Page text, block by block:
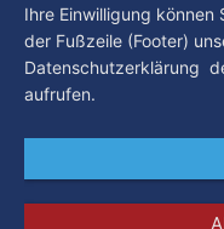
Ihre Einwilligung können
der Fußzeile (Footer)
Datenschutzerklärung
aufrufen.